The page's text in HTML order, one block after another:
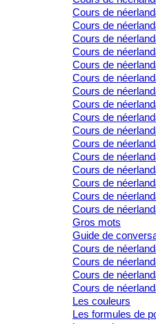
Cours de
Cours de
Cours de
Cours de
Cours de
Cours de
Cours de
Cours de
Cours de
Cours de
Cours de
Cours de
Cours de
Cours de
Cours de
Cours de
Gros mots
Guide de
Cours de
Cours de
Cours de
Cours de
Les couleurs
Les formules de